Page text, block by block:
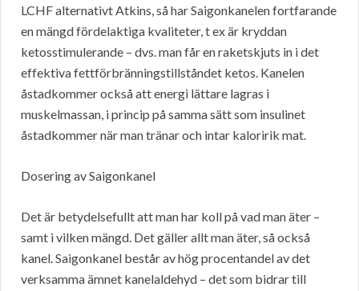
LCHF alternativt Atkins, så har Saigonkanelen fortfarande
en mängd fördelaktiga kvaliteter, t ex är kryddan
ketosstimulerande – dvs. man får en raketskjuts in i det
effektiva fettförbränningstillståndet ketos. Kanelen
åstadkommer också att energi lättare lagras i
muskelmassan, i princip på samma sätt som insulinet
åstadkommer när man tränar och intar kaloririk mat.
Dosering av Saigonkanel
Det är betydelsefullt att man har koll på vad man äter –
samt i vilken mängd. Det gäller allt man äter, så också
kanel. Saigonkanel består av hög procentandel av det
verksamma ämnet kanelaldehyd – det som bidrar till